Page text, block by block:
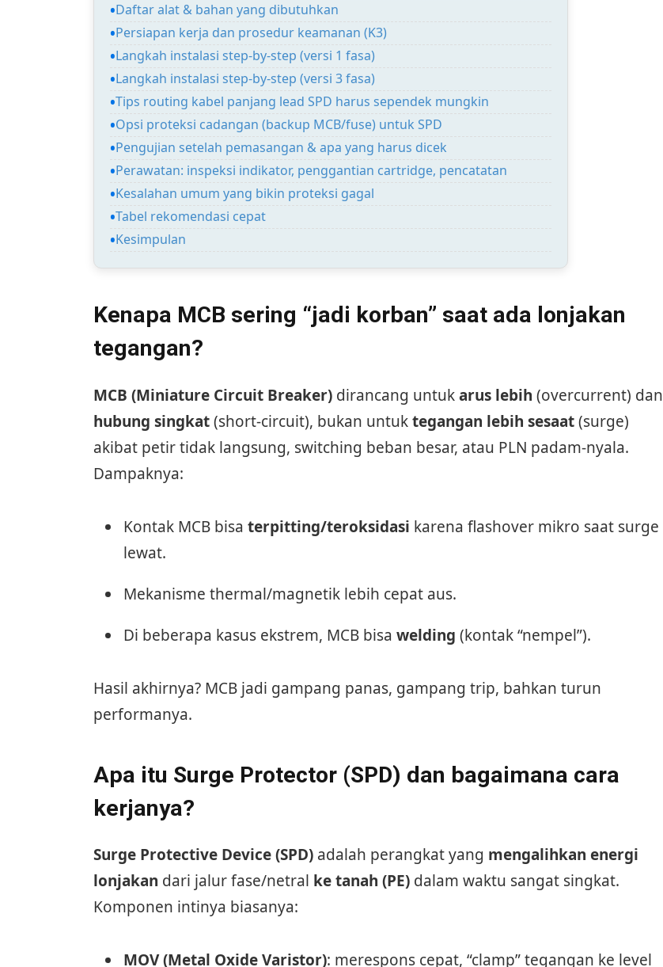
Daftar alat & bahan yang dibutuhkan
Persiapan kerja dan prosedur keamanan (K3)
Langkah instalasi step-by-step (versi 1 fasa)
Langkah instalasi step-by-step (versi 3 fasa)
Tips routing kabel panjang lead SPD harus sependek mungkin
Opsi proteksi cadangan (backup MCB/fuse) untuk SPD
Pengujian setelah pemasangan & apa yang harus dicek
Perawatan: inspeksi indikator, penggantian cartridge, pencatatan
Kesalahan umum yang bikin proteksi gagal
Tabel rekomendasi cepat
Kesimpulan
Kenapa MCB sering “jadi korban” saat ada lonjakan
tegangan?
MCB (Miniature Circuit Breaker)dirancang untukarus lebih (overcurrent) dan
hubung singkat(short-circuit), bukan untuktegangan lebih sesaat(surge)
akibat petir tidak langsung, switching beban besar, atau PLN padam-nyala.
Dampaknya:
Kontak MCB bisa terpitting/teroksidasi karena flashover mikro saat surge
lewat.
Mekanisme thermal/magnetik lebih cepat aus.
Di beberapa kasus ekstrem, MCB bisa welding (kontak “nempel”).
Hasil akhirnya? MCB jadi gampang panas, gampang trip, bahkan turun
performanya.
Apa itu Surge Protector (SPD) dan bagaimana cara
kerjanya?
Surge Protective Device (SPD)adalah perangkat yang mengalihkan energi
lonjakan dari jalur fase/netral ke tanah (PE)dalam waktu sangat singkat.
Komponen intinya biasanya:
MOV (Metal Oxide Varistor): merespons cepat, “clamp” tegangan ke level